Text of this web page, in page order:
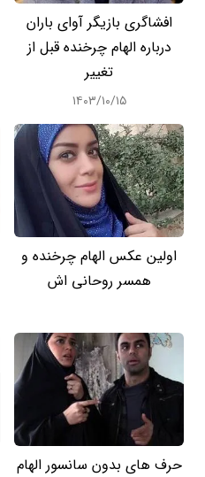
افشاگری بازیگر آوای باران
درباره الهام چرخنده قبل از
تغییر
۱۴۰۳/۱۰/۱۵
اولین عکس الهام چرخنده و
همسر روحانی اش
حرف های بدون سانسور الهام